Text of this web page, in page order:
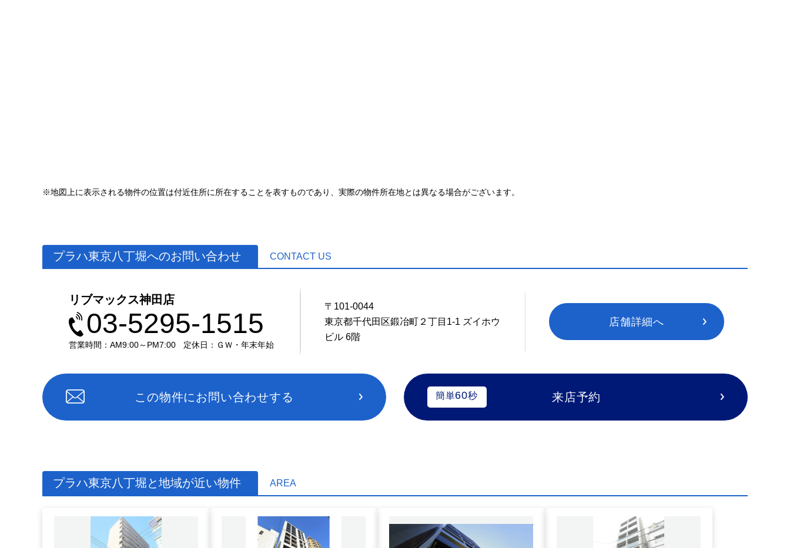
※地図上に表示される物件の位置は付近住所に所在することを表すものであり、実際の物件所在地とは異なる場合がございます。
プラハ東京八丁堀へのお問い合わせ CONTACT US
リブマックス神田店
03-5295-1515
営業時間：AM9:00～PM7:00 定休日：ＧＷ・年末年始
〒101-0044
東京都千代田区鍛冶町２丁目1-1 ズイホウ
ビル 6階
店舗詳細へ
この物件にお問い合わせする 簡単60秒 来店予約
プラハ東京八丁堀と地域が近い物件 AREA